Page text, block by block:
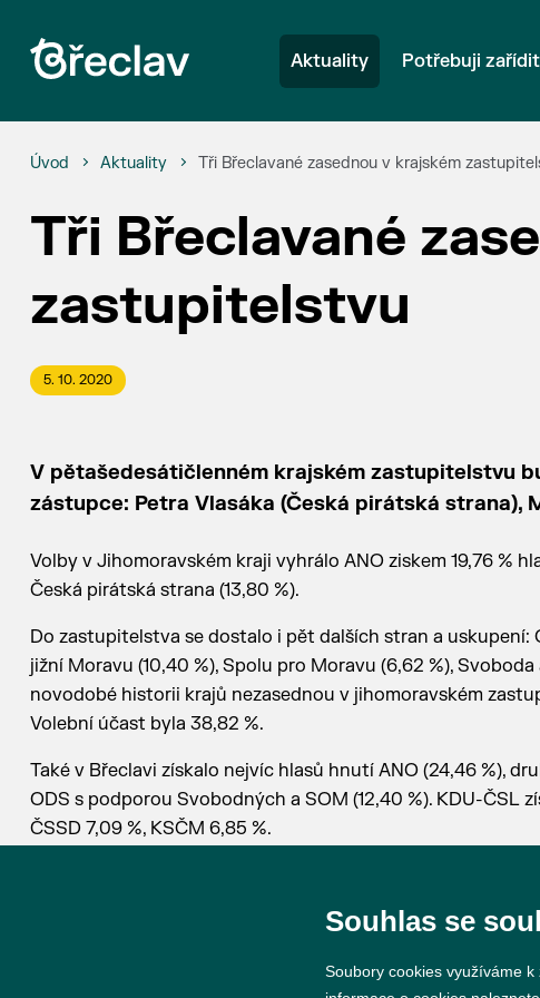
Aktuality Potřebuji zařídit
Úvod Aktuality Tři Břeclavané zasednou v krajském
Tři Břeclavané
zastupitelstvu
5. 10. 2020
V pětašedesátičlenném krajském zastupitelstvu
zástupce: Petra Vlasáka (Česká pirátská strana),
Volby v Jihomoravském kraji vyhrálo ANO ziskem 19,76 %
Česká pirátská strana (13,80 %).
Do zastupitelstva se dostalo i pět dalších stran a uskupení:
jižní Moravu (10,40 %), Spolu pro Moravu (6,62 %),
novodobé historii krajů nezasednou v jihomoravském
Volební účast byla 38,82 %.
Také v Břeclavi získalo nejvíc hlasů hnutí ANO (24,46 %),
ODS s podporou Svobodných a SOM (12,40 %). KDU-ČSL
ČSSD 7,09 %, KSČM 6,85 %.
Souhlas se
Soubory cookies využíváme